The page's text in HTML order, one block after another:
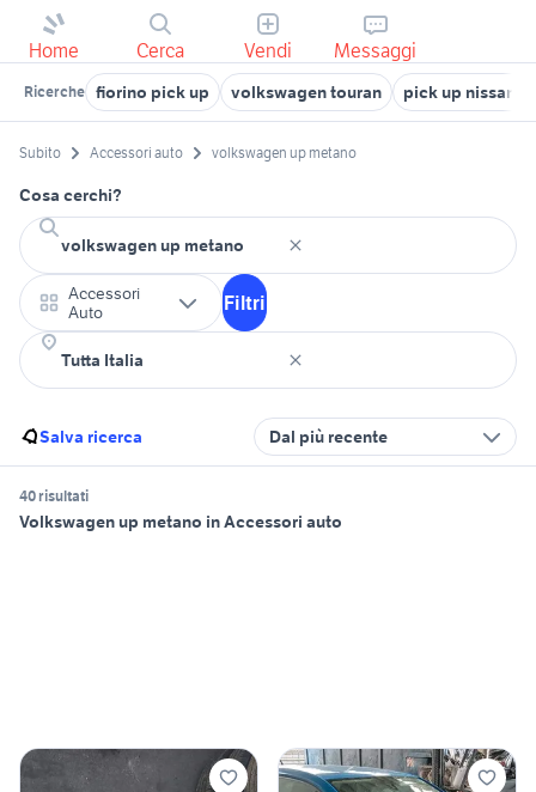
Home Cerca Vendi Messaggi
Ricerche fiorino pick up volkswagen touran pick up nissan
Subito Accessori auto volkswagen up metano
Cosa cerchi?
Accessori
Auto
Filtri
Salva ricerca Dal più recente
40 risultati
Volkswagen up metano in Accessori auto